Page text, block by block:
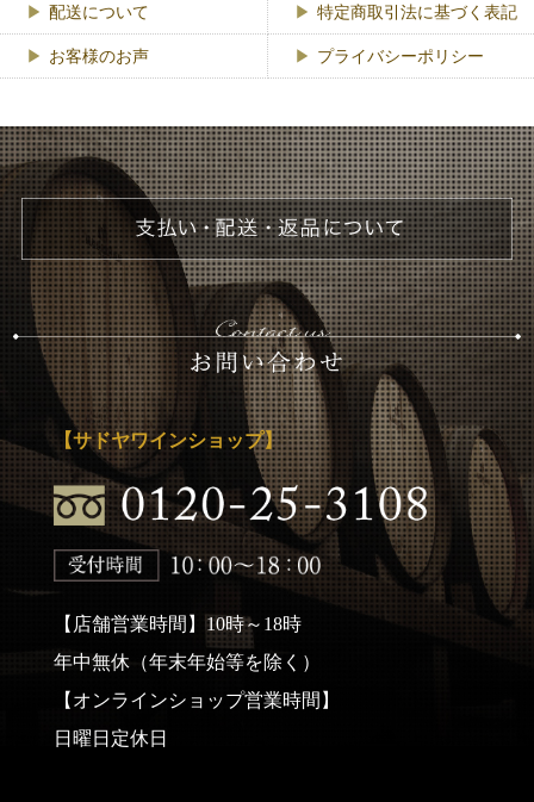
配送について 特定商取引法に基づく表記
お客様のお声 プライバシーポリシー
【サドヤワインショップ】
【店舗営業時間】10時～18時
年中無休（年末年始等を除く）
【オンラインショップ営業時間】
日曜日定休日